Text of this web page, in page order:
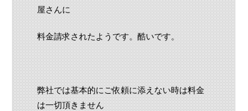
屋さんに
料金請求されたようです。酷いです。
弊社では基本的にご依頼に添えない時は料金
は一切頂きません